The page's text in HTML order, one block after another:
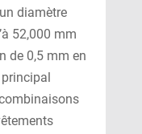
diamètre
52,000 mm
de 0,5 mm en